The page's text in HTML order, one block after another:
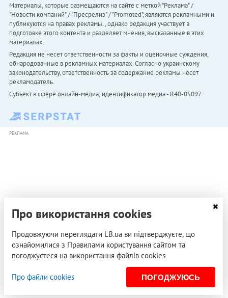
Материалы, которые размещаются на сайте с меткой "Реклама" /
"Новости компаний" / "Пресрелиз" / "Promoted", являются рекламными и
публикуются на правах рекламы. , однако редакция участвует в
подготовке этого контента и разделяет мнения, высказанные в этих
материалах.
Редакция не несет ответственности за факты и оценочные суждения,
обнародованные в рекламных материалах. Согласно украинскому
законодательству, ответственность за содержание рекламы несет
рекламодатель.
Субъект в сфере онлайн-медиа; идентификатор медиа - R40-05097
РЕКЛАМА
Про використання cookies
Продовжуючи переглядати LB.ua ви підтверджуєте, що
ознайомилися з Правилами користування сайтом та
погоджуєтеся на використання файлів cookies
Про файли cookies ПОГОДЖУЮСЬ